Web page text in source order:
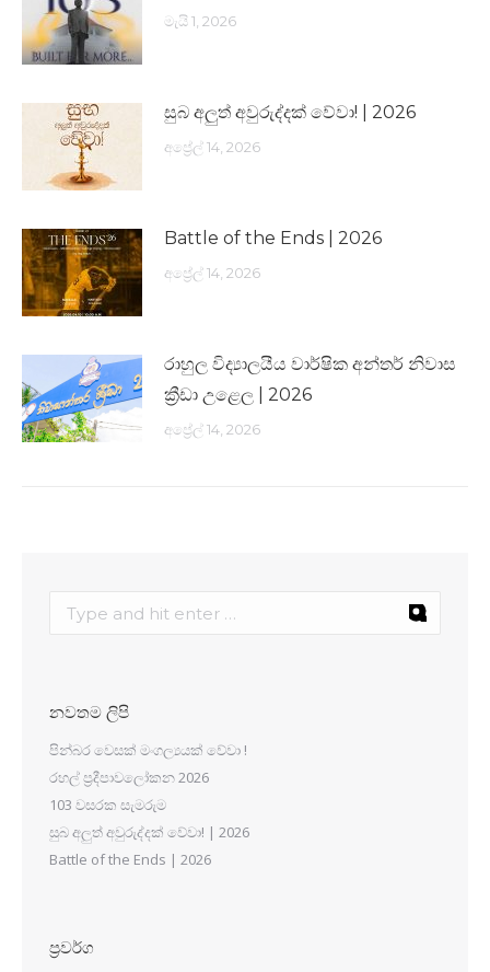
මැයි 1, 2026
සුබ අලුත් අවුරුද්දක් වේවා! | 2026
අප්‍රේල් 14, 2026
Battle of the Ends | 2026
අප්‍රේල් 14, 2026
රාහුල විද්‍යාලයීය වාර්ෂික අන්තර් නිවාස
ක්‍රීඩා උළෙල | 2026
අප්‍රේල් 14, 2026
නවතම ලිපි
පින්බර වෙසක් මංගල්‍යයක් වේවා !
රහල් ප්‍රදීපාවලෝකන 2026
103 වසරක සැමරුම
සුබ අලුත් අවුරුද්දක් වේවා! | 2026
Battle of the Ends | 2026
ප්‍රවර්ග